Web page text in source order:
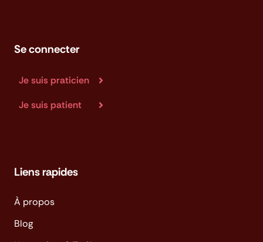
Se connecter
Je suis praticien
Je suis patient
Liens rapides
À propos
Blog